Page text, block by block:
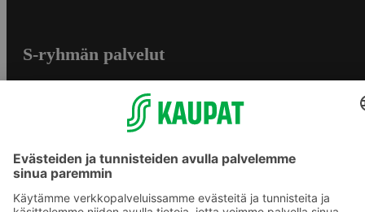
S-ryhmän palvelut
S-ostoslista -sovellus
Prisma.fi
Sokos.fi
S-Pankki